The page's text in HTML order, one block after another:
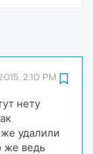
2:10 PM
нету
удалили
же ведь